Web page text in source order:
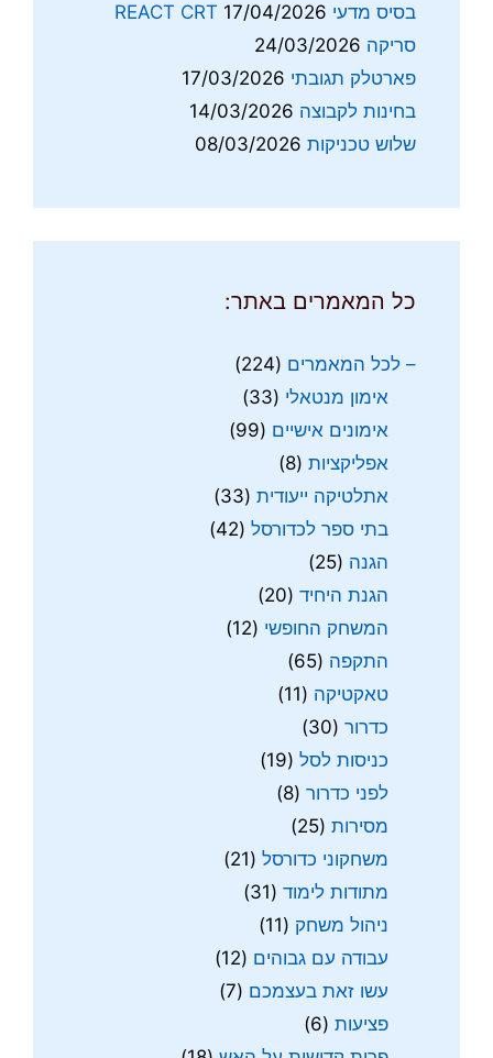
בסיס מדעי REACT CRT 17/04/2026
סריקה 24/03/2026
פארטלק תגובתי 17/03/2026
בחינות לקבוצה 14/03/2026
שלוש טכניקות 08/03/2026
כל המאמרים באתר:
– לכל המאמרים (224)
אימון מנטאלי (33)
אימונים אישיים (99)
אפליקציות (8)
אתלטיקה ייעודית (33)
בתי ספר לכדורסל (42)
הגנה (25)
הגנת היחיד (20)
המשחק החופשי (12)
התקפה (65)
טאקטיקה (11)
כדרור (30)
כניסות לסל (19)
לפני כדרור (8)
מסירות (25)
משחקוני כדורסל (21)
מתודות לימוד (31)
ניהול משחק (11)
עבודה עם גבוהים (12)
עשו זאת בעצמכם (7)
פציעות (6)